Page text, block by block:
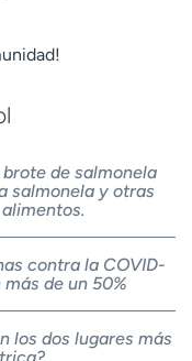
de salmonela
salmonela y otras
contra la COVID-
de un 50%
los dos lugares más